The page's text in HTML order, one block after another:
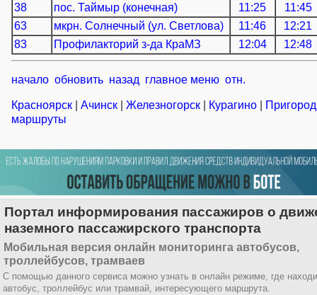
38 пос. Таймыр (конечная) 11:25
11:45
63
мкрн. Солнечный (ул. Светлова) 11:46
12:21
83
Профилакторий з-да КраМЗ 12:04 12:48
начало обновить назад главное меню отн.
Красноярск Ачинск Железногорск Курагино
маршруты
Портал информирования пассажиров о
наземного пассажирского транспорта
Мобильная версия онлайн мониторинга автобусов,
троллейбусов, трамваев
С помощью данного сервиса можно узнать в онлайн режиме, где
автобус, троллейбус или трамвай, интересующего маршрута.